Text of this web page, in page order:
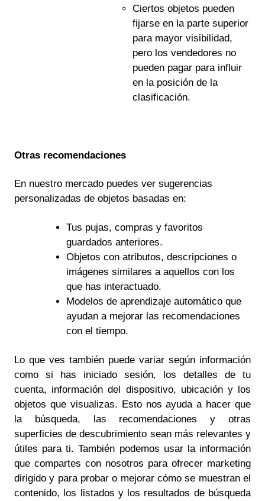
Ciertos objetos pueden
fijarse en la parte superior
para mayor visibilidad,
pero los vendedores no
pueden pagar para influir
en la posición de la
clasificación.
Otras recomendaciones
En nuestro mercado puedes ver sugerencias
personalizadas de objetos basadas en:
Tus pujas, compras y favoritos
guardados anteriores.
Objetos con atributos, descripciones o
imágenes similares a aquellos con los
que has interactuado.
Modelos de aprendizaje automático que
ayudan a mejorar las recomendaciones
con el tiempo.
Lo que ves también puede variar según información
como si has iniciado sesión, los detalles de tu
cuenta, información del dispositivo, ubicación y los
objetos que visualizas. Esto nos ayuda a hacer que
la búsqueda, las recomendaciones y otras
superficies de descubrimiento sean más relevantes y
útiles para ti. También podemos usar la información
que compartes con nosotros para ofrecer marketing
dirigido y para probar o mejorar cómo se muestran el
contenido, los listados y los resultados de búsqueda